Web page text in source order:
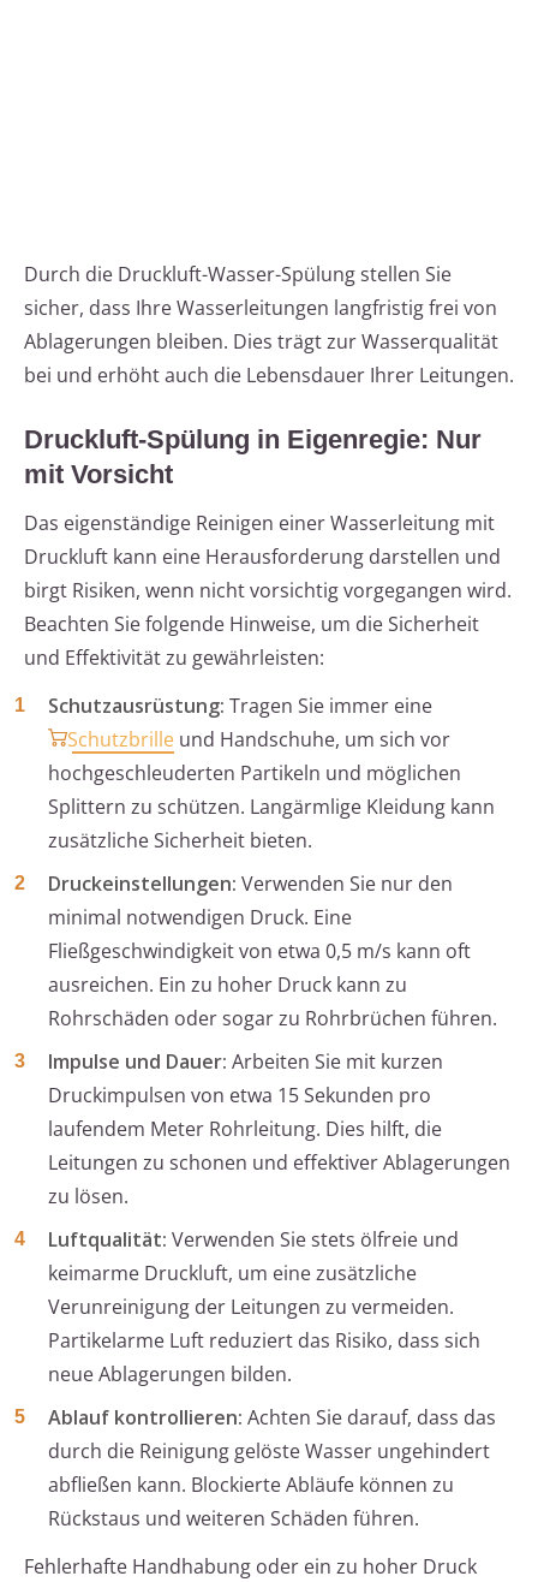
Durch die Druckluft-Wasser-Spülung stellen Sie
sicher, dass Ihre Wasserleitungen langfristig frei von
Ablagerungen bleiben. Dies trägt zur Wasserqualität
bei und erhöht auch die Lebensdauer Ihrer Leitungen.
Druckluft-Spülung in Eigenregie: Nur
mit Vorsicht
Das eigenständige Reinigen einer Wasserleitung mit
Druckluft kann eine Herausforderung darstellen und
birgt Risiken, wenn nicht vorsichtig vorgegangen wird.
Beachten Sie folgende Hinweise, um die Sicherheit
und Effektivität zu gewährleisten:
Schutzausrüstung: Tragen Sie immer eine
Schutzbrille und Handschuhe, um sich vor
hochgeschleuderten Partikeln und möglichen
Splittern zu schützen. Langärmlige Kleidung kann
zusätzliche Sicherheit bieten.
Druckeinstellungen: Verwenden Sie nur den
minimal notwendigen Druck. Eine
Fließgeschwindigkeit von etwa 0,5 m/s kann oft
ausreichen. Ein zu hoher Druck kann zu
Rohrschäden oder sogar zu Rohrbrüchen führen.
Impulse und Dauer: Arbeiten Sie mit kurzen
Druckimpulsen von etwa 15 Sekunden pro
laufendem Meter Rohrleitung. Dies hilft, die
Leitungen zu schonen und effektiver Ablagerungen
zu lösen.
Luftqualität: Verwenden Sie stets ölfreie und
keimarme Druckluft, um eine zusätzliche
Verunreinigung der Leitungen zu vermeiden.
Partikelarme Luft reduziert das Risiko, dass sich
neue Ablagerungen bilden.
Ablauf kontrollieren: Achten Sie darauf, dass das
durch die Reinigung gelöste Wasser ungehindert
abfließen kann. Blockierte Abläufe können zu
Rückstaus und weiteren Schäden führen.
Fehlerhafte Handhabung oder ein zu hoher Druck